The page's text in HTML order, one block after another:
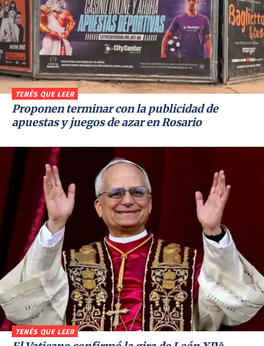
TENÉS QUE LEER
Proponen terminar con la publicidad de
apuestas y juegos de azar en Rosario
TENÉS QUE LEER